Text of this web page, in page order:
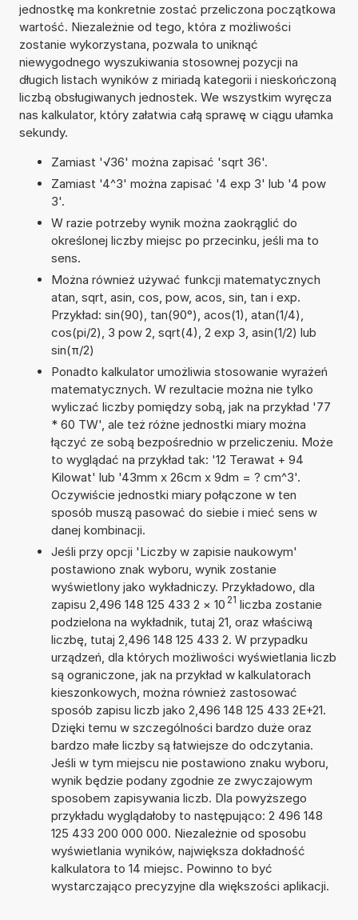
jednostkę ma konkretnie zostać przeliczona początkowa
wartość. Niezależnie od tego, która z możliwości
zostanie wykorzystana, pozwala to uniknąć
niewygodnego wyszukiwania stosownej pozycji na
długich listach wyników z miriadą kategorii i nieskończoną
liczbą obsługiwanych jednostek. We wszystkim wyręcza
nas kalkulator, który załatwia całą sprawę w ciągu ułamka
sekundy.
Zamiast '√36' można zapisać 'sqrt 36'.
Zamiast '4^3' można zapisać '4 exp 3' lub '4 pow
3'.
W razie potrzeby wynik można zaokrąglić do
określonej liczby miejsc po przecinku, jeśli ma to
sens.
Można również używać funkcji matematycznych
atan, sqrt, asin, cos, pow, acos, sin, tan i exp.
Przykład: sin(90), tan(90°), acos(1), atan(1/4),
cos(pi/2), 3 pow 2, sqrt(4), 2 exp 3, asin(1/2) lub
sin(π/2)
Ponadto kalkulator umożliwia stosowanie wyrażeń
matematycznych. W rezultacie można nie tylko
wyliczać liczby pomiędzy sobą, jak na przykład '77
* 60 TW', ale też różne jednostki miary można
łączyć ze sobą bezpośrednio w przeliczeniu. Może
to wyglądać na przykład tak: '12 Terawat + 94
Kilowat' lub '43mm x 26cm x 9dm = ? cm^3'.
Oczywiście jednostki miary połączone w ten
sposób muszą pasować do siebie i mieć sens w
danej kombinacji.
Jeśli przy opcji 'Liczby w zapisie naukowym'
postawiono znak wyboru, wynik zostanie
wyświetlony jako wykładniczy. Przykładowo, dla
zapisu 2,496 148 125 433 2 × 10 21 liczba zostanie
podzielona na wykładnik, tutaj 21, oraz właściwą
liczbę, tutaj 2,496 148 125 433 2. W przypadku
urządzeń, dla których możliwości wyświetlania liczb
są ograniczone, jak na przykład w kalkulatorach
kieszonkowych, można również zastosować
sposób zapisu liczb jako 2,496 148 125 433 2E+21.
Dzięki temu w szczególności bardzo duże oraz
bardzo małe liczby są łatwiejsze do odczytania.
Jeśli w tym miejscu nie postawiono znaku wyboru,
wynik będzie podany zgodnie ze zwyczajowym
sposobem zapisywania liczb. Dla powyższego
przykładu wyglądałoby to następująco: 2 496 148
125 433 200 000 000. Niezależnie od sposobu
wyświetlania wyników, największa dokładność
kalkulatora to 14 miejsc. Powinno to być
wystarczająco precyzyjne dla większości aplikacji.